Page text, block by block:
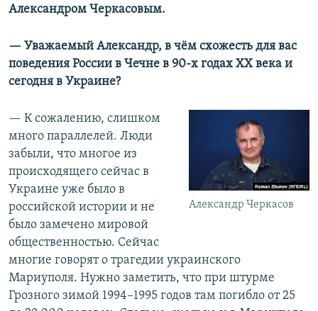
Александром Черкасовым.
— Уважаемый Александр, в чём схожесть для вас
поведения России в Чечне в 90-х годах ХХ века и
сегодня в Украине?
Александр Черкасов
— К сожалению, слишком
много параллелей. Люди
забыли, что многое из
происходящего сейчас в
Украине уже было в
российской истории и не
было замечено мировой
общественностью. Сейчас
многие говорят о трагедии украинского
Мариуполя. Нужно заметить, что при штурме
Грозного зимой 1994–1995 годов там погибло от 25